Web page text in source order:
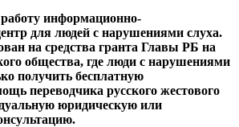
информационно-
для людей с нарушениями слуха.
на средства гранта Главы РБ на
общества, где люди с нарушениями
получить бесплатную
переводчика русского жестового
юридическую или